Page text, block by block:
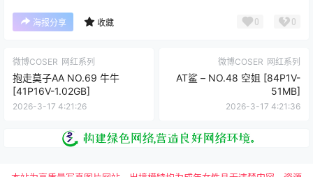
海报分享 收藏 0 0
微博COSER 网红系列
抱走莫子AA NO.69 牛牛
[41P16V-1.02GB]
2026-3-17 4:21:26
微博COSER 网红系列
AT鲨 – NO.48 空姐 [84P1V-
51MB]
2026-3-17 4:21:36